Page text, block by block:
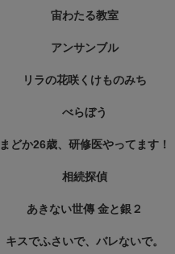
宙わたる教室
アンサンブル
リラの花咲くけものみち
べらぼう
まどか26歳、研修医やってます！
相続探偵
あきない世傳 金と銀２
キスでふさいで、バレないで。